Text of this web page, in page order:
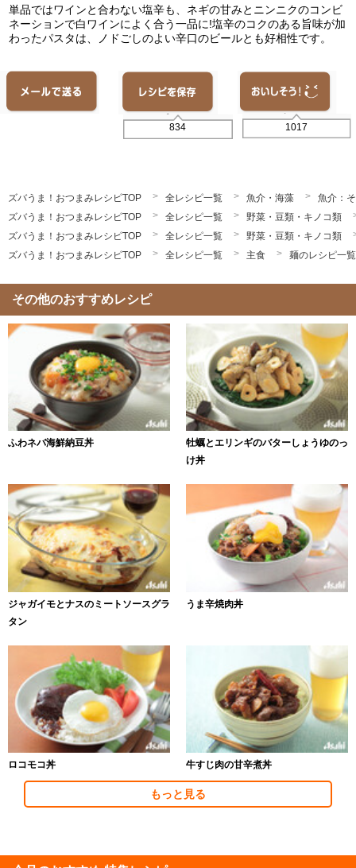
単品ではワインと合わない塩辛も、ネギの甘みとニンニクのコンビ
ネーションで白ワインによく合う一品に!塩辛のコクのある旨味が加
わったパスタは、ノドごしのよい辛口のビールとも好相性です。
834 1017
ズバうま！おつまみレシピTOP 全レシピ一覧 魚介・海藻
魚介：
ズバうま！おつまみレシピTOP
全レシピ一覧
野菜・豆類・キノコ類
ズバうま！おつまみレシピTOP
全レシピ一覧
野菜・豆類・キノコ類
ズバうま！おつまみレシピTOP
全レシピ一覧 主食 麺のレシピ一覧
その他のおすすめレシピ
ふわネバ海鮮納豆丼
牡蠣とエリンギのバターしょうゆのっ
け丼
ジャガイモとナスのミートソースグラ
タン
うま辛焼肉丼
ロコモコ丼 牛すじ肉の甘辛煮丼
もっと見る